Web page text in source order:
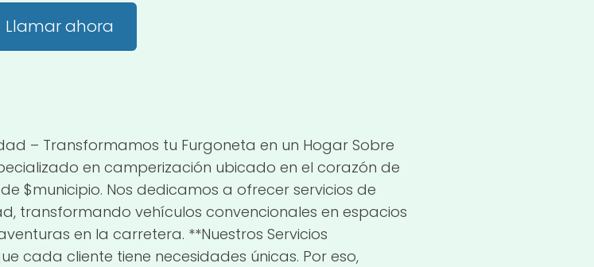
Llamar ahora
– Transformamos tu Furgoneta en un Hogar Sobre
en camperización ubicado en el corazón de
$municipio. Nos dedicamos a ofrecer servicios de
transformando vehículos convencionales en espacios
en la carretera. **Nuestros Servicios
cada cliente tiene necesidades únicas. Por eso,